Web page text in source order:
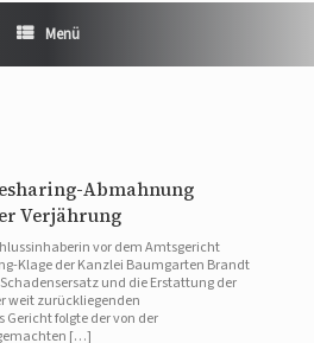
Menü
Abmahnung
Verjährung
vor dem Amtsgericht
Klage der Kanzlei Baumgarten Brandt
und die Erstattung der
weit zurückliegenden
folgte der von der
[…]